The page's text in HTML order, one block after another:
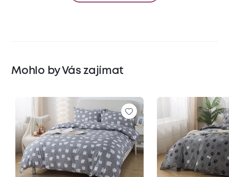
Mohlo by Vás zajímat